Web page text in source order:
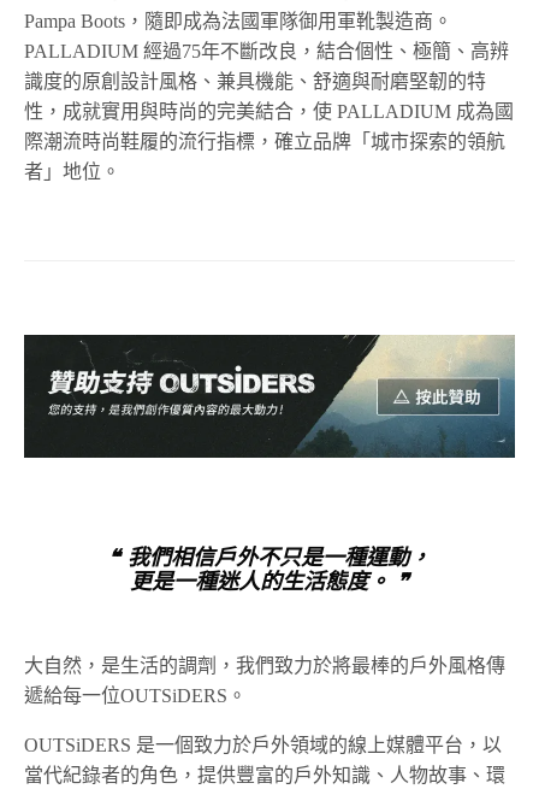
Pampa Boots ，隨即成為法國軍隊御用軍靴製造商。
PALLADIUM 經過75年不斷改良，結合個性、極簡、高辨
識度的原創設計風格、兼具機能、舒適與耐磨堅韌的特
性，成就實用與時尚的完美結合，使PALLADIUM 成為國
際潮流時尚鞋履的流行指標，確立品牌「城市探索的領航
者」地位。
❝ 我們相信戶外不只是一種運動，
更是一種迷人的生活態度。 ❞
大自然，是生活的調劑，我們致力於將最棒的戶外風格傳
遞給每一位OUTSiDERS。
OUTSiDERS 是一個致力於戶外領域的線上媒體平台，以
當代紀錄者的角色，提供豐富的戶外知識、人物故事、環